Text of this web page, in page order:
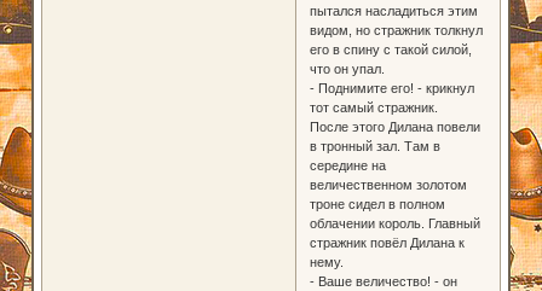
пытался насладиться этим
видом, но стражник толкнул
его в спину с такой силой,
что он упал.
- Поднимите его! - крикнул
тот самый стражник.
После этого Дилана повели
в тронный зал. Там в
середине на
величественном золотом
троне сидел в полном
облачении король. Главный
стражник повёл Дилана к
нему.
- Ваше величество! - он